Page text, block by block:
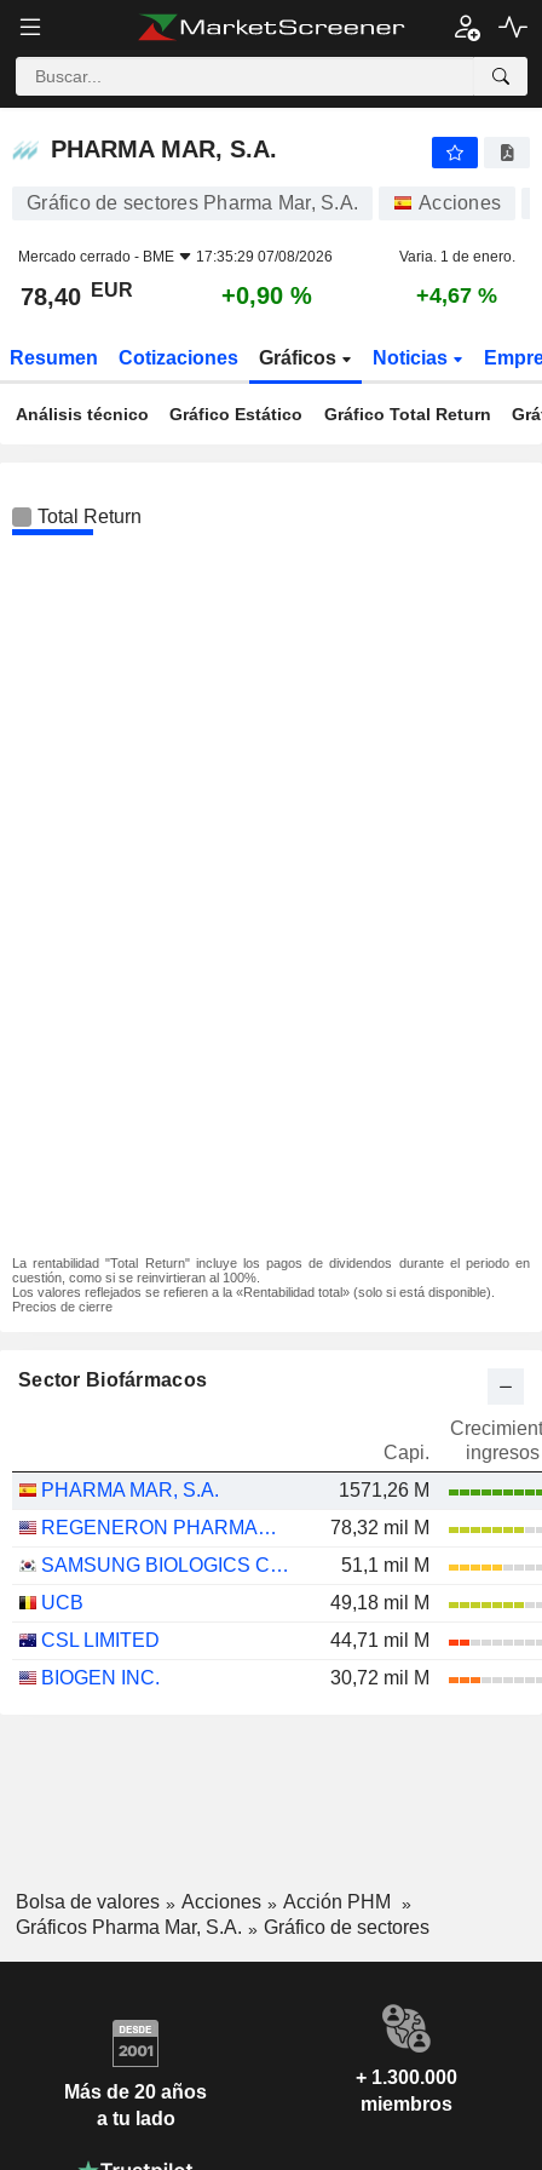
PHARMA MAR, S.A.
PHARMA MAR, S.A.
Gráfico de sectores Pharma Mar, S.A. Acciones
Mercado cerrado - BME 17:35:29 07/08/2026 Varia. 1 de enero.
78,40 EUR +0,90 % +4,67 %
Resumen Cotizaciones Gráficos Noticias
Análisis técnico Gráfico Estático Gráfico Total Return
Total Return
La rentabilidad "Total Return" incluye los pagos de dividendos durante el periodo en
cuestión, como si se reinvirtieran al 100%.
Los valores reflejados se refieren a la «Rentabilidad total» (solo si está disponible).
Precios de cierre
Sector Biofármacos
Capi.
ingresos
PHARMA MAR, S.A.
1571,26 M
REGENERON PHARMACEUTICALS, INC.
78,32 mil M
SAMSUNG BIOLOGICS CO.,LTD.
51,1 mil M
UCB
49,18 mil M
CSL LIMITED
44,71 mil M
BIOGEN INC.
30,72 mil M
Bolsa de valores Acciones
Acción PHM
Gráficos Pharma Mar, S.A.
Gráfico de sectores
Más de 20 años
a tu lado
+ 1.300.000
miembros